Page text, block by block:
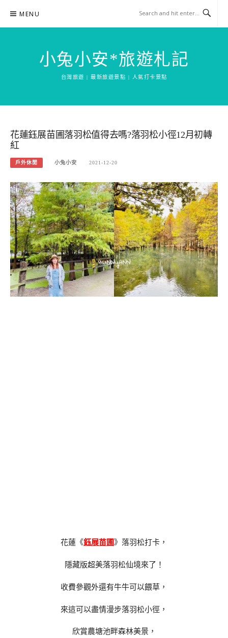
content
MENU
小兔小安*旅遊札記
台灣旅遊 | 最新旅遊景點 | 人氣打卡景點
花蓮鈺展苗圃落羽松值得去嗎?落羽松小徑12月初轉
紅
戶外休閒 小兔小安 2021-12-20
花蓮《鈺展苗圃》落羽松打卡，
隱藏版超美落羽松仙境來了！
收費參觀外還有牛牛可以餵草，
來這可以盡情漫步落羽松小徑，
欣賞農塘池畔森林美景，